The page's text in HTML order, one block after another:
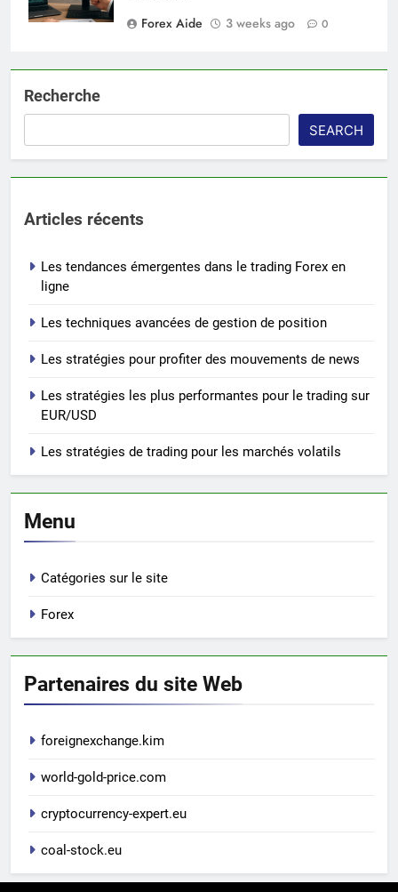
Forex Aide
3 weeks ago 0
Recherche
SEARCH
Articles récents
Les tendances émergentes dans le trading Forex en
ligne
Les techniques avancées de gestion de position
Les stratégies pour profiter des mouvements de news
Les stratégies les plus performantes pour le trading sur
EUR/USD
Les stratégies de trading pour les marchés volatils
Menu
Catégories sur le site
Forex
Partenaires du site Web
foreignexchange.kim
world-gold-price.com
cryptocurrency-expert.eu
coal-stock.eu